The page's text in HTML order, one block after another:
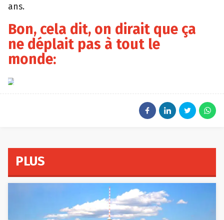
ans.
Bon, cela dit, on dirait que ça
ne déplait pas à tout le
monde:
Facebook
PLUS